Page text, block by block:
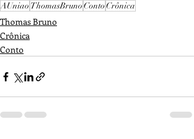
AUniao ThomasBrunoContoCrônica
Thomas Bruno
Crônica
Conto